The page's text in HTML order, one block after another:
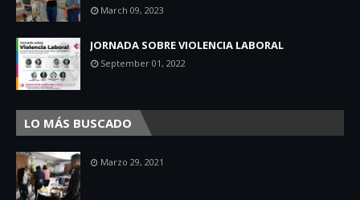
March 09, 2023
JORNADA SOBRE VIOLENCIA LABORAL
September 01, 2022
LO MÁS BUSCADO
Marzo 29, 2021